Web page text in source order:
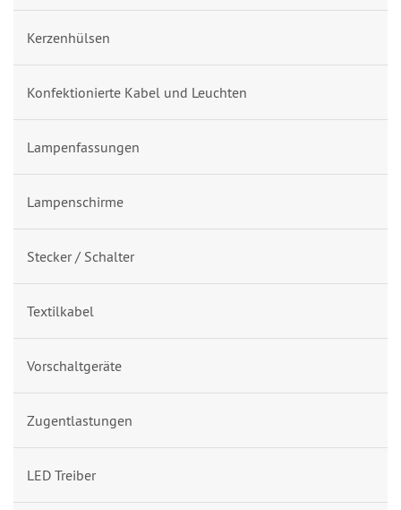
Kerzenhülsen
Konfektionierte Kabel und Leuchten
Lampenfassungen
Lampenschirme
Stecker / Schalter
Textilkabel
Vorschaltgeräte
Zugentlastungen
LED Treiber